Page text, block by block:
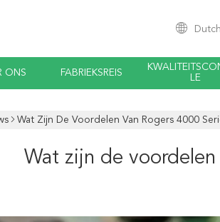
Dutch
ONS FABRIEKSREIS
LE
Wat Zijn De Voordelen Van Rogers 4000
Wat zijn de